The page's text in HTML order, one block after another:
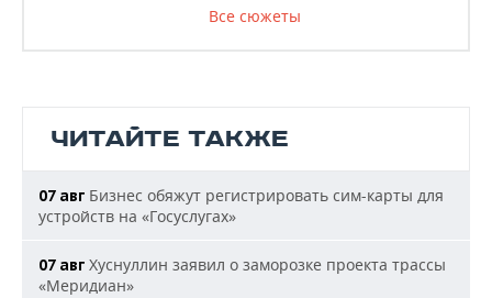
Все сюжеты
ЧИТАЙТЕ ТАКЖЕ
07 авг Бизнес обяжут регистрировать сим-карты для
устройств на «Госуслугах»
07 авг Хуснуллин заявил о заморозке проекта трассы
«Меридиан»